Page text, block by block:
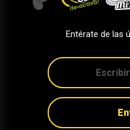
Entérate de las